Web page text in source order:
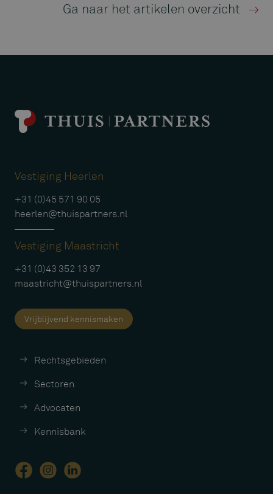
Ga naar het artikelen overzicht
Vestiging Heerlen
+31 (0)45 571 90 05
heerlen@thuispartners.nl
Vestiging Maastricht
+31 (0)43 352 13 97
maastricht@thuispartners.nl
Vrijblijvend kennismaken
Rechtsgebieden
Sectoren
Advocaten
Kennisbank